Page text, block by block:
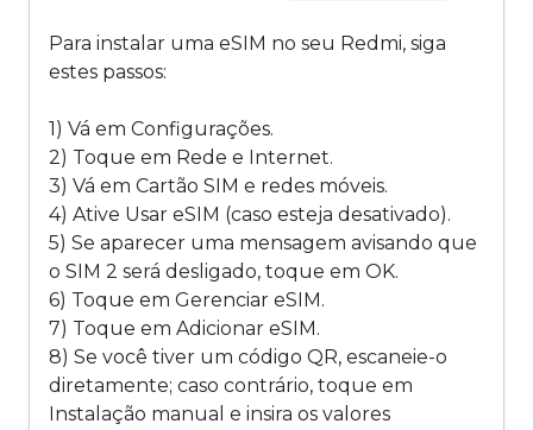
Para instalar uma eSIM no seu Redmi, siga
estes passos:
1) Vá em Configurações.
2) Toque em Rede e Internet.
3) Vá em Cartão SIM e redes móveis.
4) Ative Usar eSIM (caso esteja desativado).
5) Se aparecer uma mensagem avisando que
o SIM 2 será desligado, toque em OK.
6) Toque em Gerenciar eSIM.
7) Toque em Adicionar eSIM.
8) Se você tiver um código QR, escaneie-o
diretamente; caso contrário, toque em
Instalação manual e insira os valores